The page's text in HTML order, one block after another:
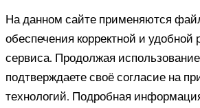
На данном сайте применяются
обеспечения корректной и удобной
сервиса. Продолжая
подтверждаете своё согласие на
технологий. Подробная